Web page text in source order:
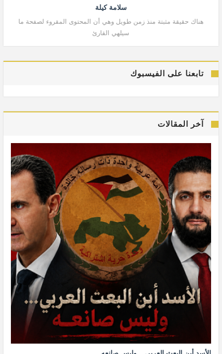
سلامة كيلة
هناك حقيقة مثبتة منذ زمن طويل وهي أن المحتوى المقروء لصفحة ما
سيلهي القارئ
تابعنا على الفيسبوك
آخر المقالات